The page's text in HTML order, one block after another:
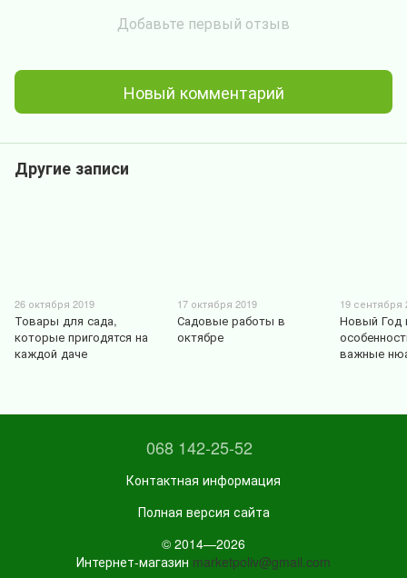
Добавьте первый отзыв
Новый комментарий
Другие записи
26 октября 2019
Товары для сада,
которые пригодятся на
каждой даче
17 октября 2019
Садовые работы в
октябре
19 сентября
Новый Год
важные
068 142-25-52
Контактная информация
Полная версия сайта
© 2014—2026
Интернет-магазин marketpoliv@gmail.com